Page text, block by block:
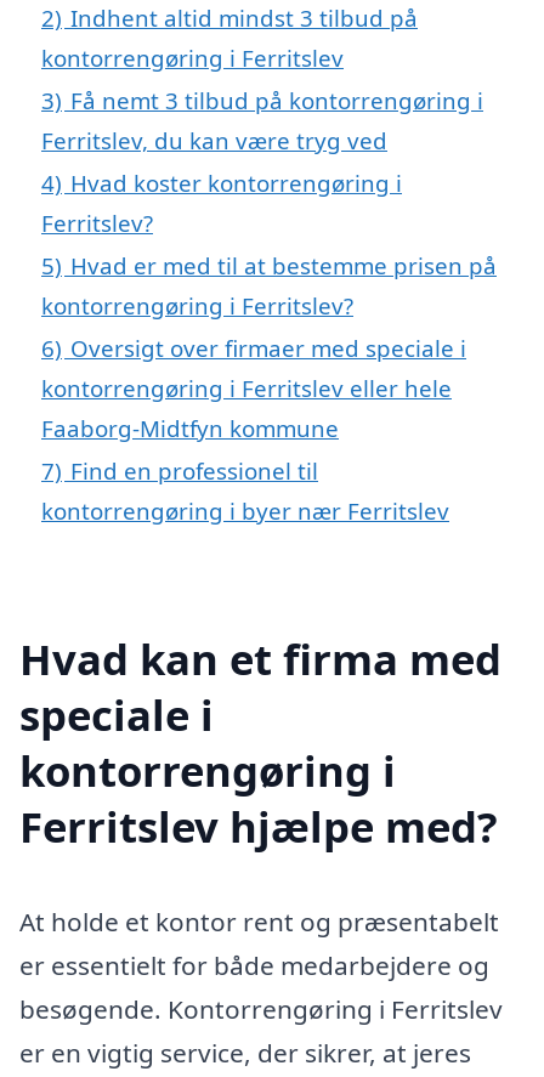
2) Indhent altid mindst 3 tilbud på
kontorrengøring i Ferritslev
3) Få nemt 3 tilbud på kontorrengøring i
Ferritslev, du kan være tryg ved
4) Hvad koster kontorrengøring i
Ferritslev?
5) Hvad er med til at bestemme prisen på
kontorrengøring i Ferritslev?
6) Oversigt over firmaer med speciale i
kontorrengøring i Ferritslev eller hele
Faaborg-Midtfyn kommune
7) Find en professionel til
kontorrengøring i byer nær Ferritslev
Hvad kan et firma med
speciale i
kontorrengøring i
Ferritslev hjælpe med?
At holde et kontor rent og præsentabelt
er essentielt for både medarbejdere og
besøgende. Kontorrengøring i Ferritslev
er en vigtig service, der sikrer, at jeres